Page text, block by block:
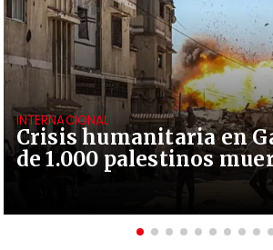
Crisis humanitaria en
de 1.000 palestinos
INTERNACIONAL